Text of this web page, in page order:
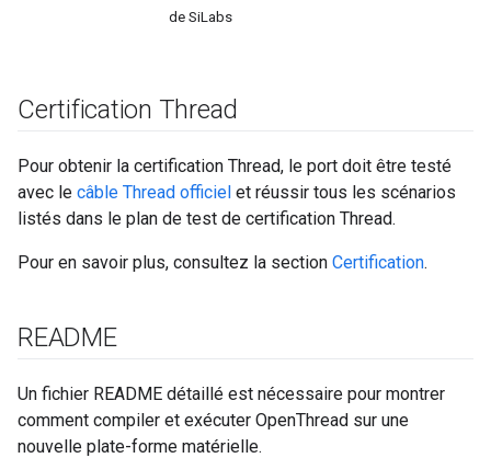
de SiLabs
Certification Thread
Pour obtenir la certification Thread, le port doit être testé
avec le câble Thread officiel et réussir tous les scénarios
listés dans le plan de test de certification Thread.
Pour en savoir plus, consultez la section Certification.
README
Un fichier README détaillé est nécessaire pour montrer
comment compiler et exécuter OpenThread sur une
nouvelle plate-forme matérielle.